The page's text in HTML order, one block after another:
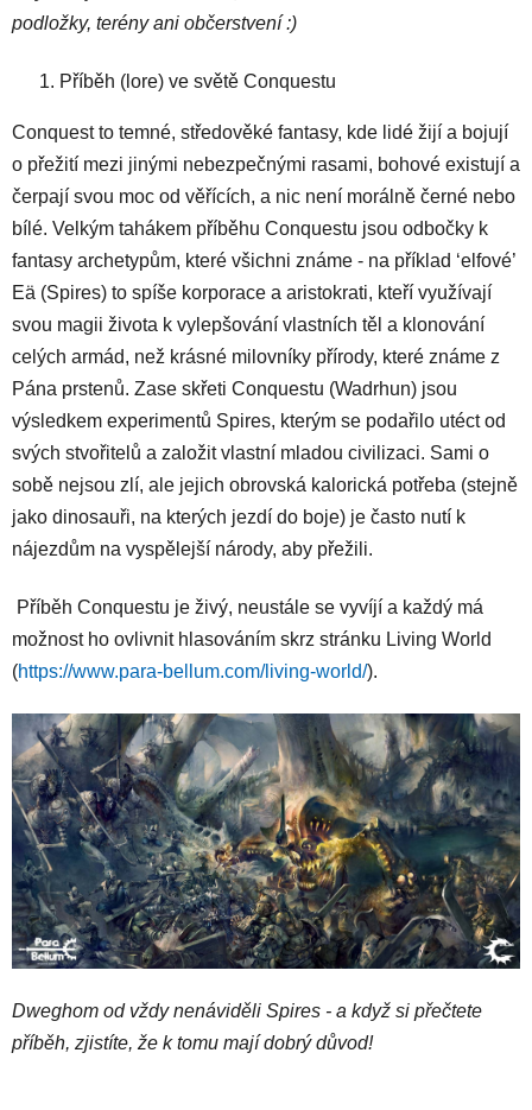
podložky, terény ani občerstvení :)
Příběh (lore) ve světě Conquestu
Conquest to temné, středověké fantasy, kde lidé žijí a bojují
o přežití mezi jinými nebezpečnými rasami, bohové existují a
čerpají svou moc od věřících, a nic není morálně černé nebo
bílé. Velkým tahákem příběhu Conquestu jsou odbočky k
fantasy archetypům, které všichni známe - na příklad ‘elfové’
Eä (Spires) to spíše korporace a aristokrati, kteří využívají
svou magii života k vylepšování vlastních těl a klonování
celých armád, než krásné milovníky přírody, které známe z
Pána prstenů. Zase skřeti Conquestu (Wadrhun) jsou
výsledkem experimentů Spires, kterým se podařilo utéct od
svých stvořitelů a založit vlastní mladou civilizaci. Sami o
sobě nejsou zlí, ale jejich obrovská kalorická potřeba (stejně
jako dinosauři, na kterých jezdí do boje) je často nutí k
nájezdům na vyspělejší národy, aby přežili.
Příběh Conquestu je živý, neustále se vyvíjí a každý má
možnost ho ovlivnit hlasováním skrz stránku Living World
(https://www.para-bellum.com/living-world/).
Dweghom od vždy nenáviděli Spires - a když si přečtete
příběh, zjistíte, že k tomu mají dobrý důvod!